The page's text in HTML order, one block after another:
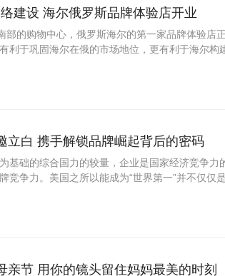
建设 海尔俄罗斯品牌体验店开业
部的购物中心，俄罗斯海尔的第一家品牌体验店
利于巩固海尔在俄的市场地位，更有利于海尔构
立白 携手解锁品牌崛起背后的密码
基础的综合国力的较量，企业是国家经济竞争力
竞争力。美国之所以能成为“世界第一”并不仅仅
亲节 用你的镜头留住妈妈最美的时刻